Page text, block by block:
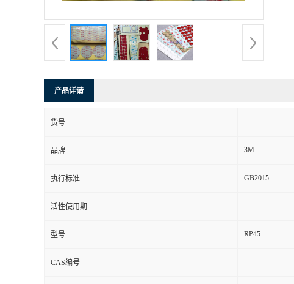
产品详请
货号
品牌 3M
执行标准 GB2015
活性使用期
型号 RP45
CAS编号